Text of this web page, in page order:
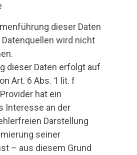
dieser Daten
wird nicht
dieser Daten erfolgt auf
Art. 6 Abs. 1 lit. f
Provider hat ein
Interesse an der
Darstellung
seiner
– aus diesem Grund